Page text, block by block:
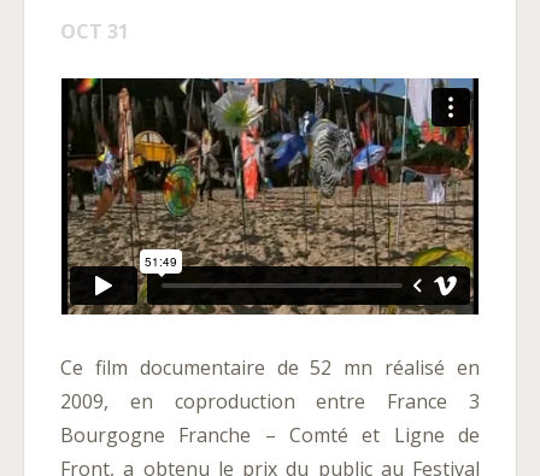
OCT 31
Ce film documentaire de 52 mn réalisé en
2009, en coproduction entre France 3
Bourgogne Franche – Comté et Ligne de
Front, a obtenu le prix du public au Festival